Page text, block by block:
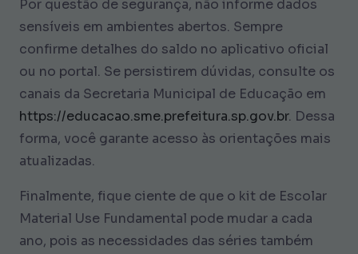
Por questão de segurança, não informe dados
sensíveis em ambientes abertos. Sempre
confirme detalhes do saldo no aplicativo oficial
ou no portal. Se persistirem dúvidas, consulte os
canais da Secretaria Municipal de Educação em
https://educacao.sme.prefeitura.sp.gov.br. Dessa
forma, você garante acesso às orientações mais
atualizadas.
Finalmente, fique ciente de que o kit de Escolar
Material Use Fundamental pode mudar a cada
ano, pois as necessidades das séries também